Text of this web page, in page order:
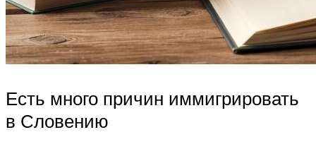
Есть много причин иммигрировать
в Словению